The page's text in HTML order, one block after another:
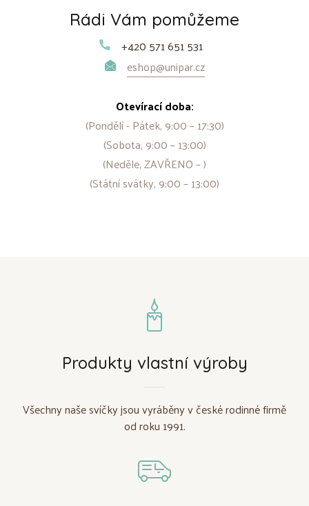
Rádi Vám pomůžeme
+420 571 651 531
eshop@unipar.cz
Otevírací doba:
(Pondělí - Pátek, 9:00 – 17:30)
(Sobota, 9:00 – 13:00)
(Neděle, ZAVŘENO – )
(Státní svátky, 9:00 – 13:00)
Produkty vlastní výroby
Všechny naše svíčky jsou vyráběny v české rodinné firmě
od roku 1991.